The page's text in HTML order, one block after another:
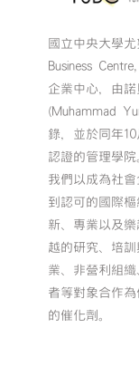
國立中央大學
Business
企業中心，由
(Muhammad
錄，並於同年
認證的管理學院
我們以成為社
到認可的國際
新、專業以及
越的研究、培
業、非營利組
者等對象合作
的催化劑。